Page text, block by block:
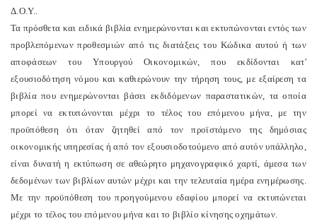
Δ.Ο.Υ..
Τα πρόσθετα και ειδικά βιβλία ενημερώνονται και εκτυπώνονται εντός των
προβλεπόμενων προθεσμιών από τις διατάξεις του Κώδικα αυτού ή των
αποφάσεων του Υπουργού Οικονομικών, που εκδίδονται κατ'
εξουσιοδότηση νόμου και καθιερώνουν την τήρηση τους, με εξαίρεση τα
βιβλία που ενημερώνονται βάσει εκδιδόμενων παραστατικών, τα οποία
μπορεί να εκτυπώνονται μέχρι το τέλος του επόμενου μήνα, με την
προϋπόθεση ότι όταν ζητηθεί από τον προϊστάμενο της δημόσιας
οικονομικής υπηρεσίας ή από τον εξουσιοδοτούμενο από αυτόν υπάλληλο,
είναι δυνατή η εκτύπωση σε αθεώρητο μηχανογραφικό χαρτί, άμεσα των
δεδομένων των βιβλίων αυτών μέχρι και την τελευταία ημέρα ενημέρωσης.
Με την προϋπόθεση του προηγούμενου εδαφίου μπορεί να εκτυπώνεται
μέχρι το τέλος του επόμενου μήνα και το βιβλίο κίνησης οχημάτων.